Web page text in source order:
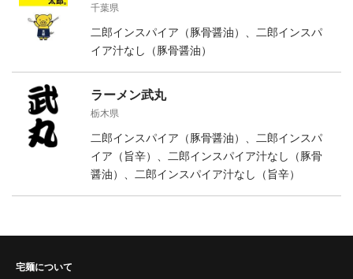
千葉県
二郎インスパイア（豚骨醤油）、二郎インスパ
イア汁なし（豚骨醤油）
ラーメン武丸
栃木県
二郎インスパイア（豚骨醤油）、二郎インスパ
イア（旨辛）、二郎インスパイア汁なし（豚骨
醤油）、二郎インスパイア汁なし（旨辛）
宅麺について